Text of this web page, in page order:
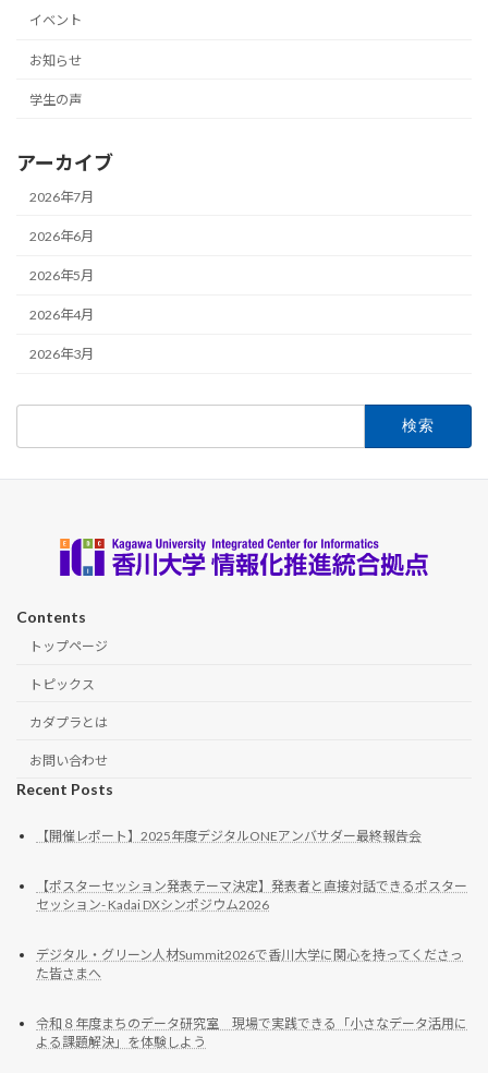
イベント
お知らせ
学生の声
アーカイブ
2026年7月
2026年6月
2026年5月
2026年4月
2026年3月
Contents
トップページ
トピックス
カダプラとは
お問い合わせ
Recent Posts
【開催レポート】2025年度デジタルONEアンバサダー最終報告会
【ポスターセッション発表テーマ決定】発表者と直接対話できるポスター
セッション- Kadai DXシンポジウム2026
デジタル・グリーン人材Summit2026で香川大学に関心を持ってくださっ
た皆さまへ
令和８年度まちのデータ研究室 現場で実践できる「小さなデータ活用に
よる課題解決」を体験しよう